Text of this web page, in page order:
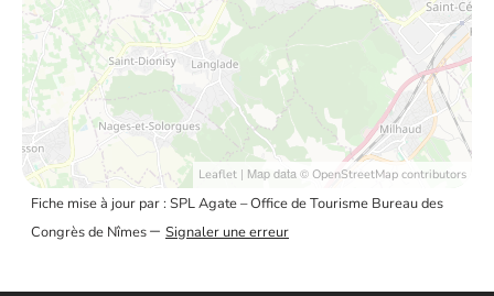
Leaflet | Map data © OpenStreetMap contributors
Fiche mise à jour par : SPL Agate – Office de Tourisme Bureau des
Congrès de Nîmes– Signaler une erreur